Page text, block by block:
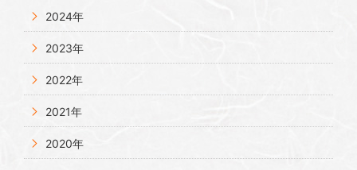
2024年
2023年
2022年
2021年
2020年